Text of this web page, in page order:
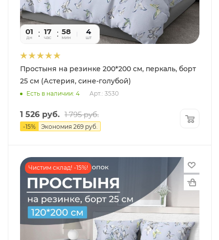
01
дн
17
час
58
мин
09
сек
4
шт
Простыня на резинке 200*200 см, перкаль, борт
25 см (Астерия, сине-голубой)
Есть в наличии: 4 Арт.: 3530
1 526 руб. 1 795руб.
-15% Экономия 269 руб.
Чистим склад! -15%!